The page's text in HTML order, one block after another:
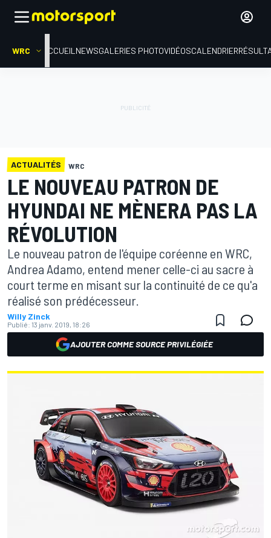
WRC ACCUEIL NEWSGALERIES PHOTOVIDÉOSCALENDRIER
ACTUALITÉS WRC
LE NOUVEAU PATRON DE
HYUNDAI NE MÈNERA PAS LA
RÉVOLUTION
Le nouveau patron de l'équipe coréenne en WRC,
Andrea Adamo, entend mener celle-ci au sacre à
court terme en misant sur la continuité de ce qu'a
réalisé son prédécesseur.
Willy Zinck
Publié: 13 janv. 2019, 18:26
AJOUTER COMME SOURCE PRIVILÉGIÉE